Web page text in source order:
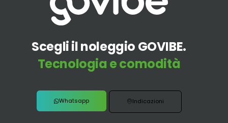
Scegli il noleggio GOVIBE.
Tecnologia e comodità
Whatsapp Indicazioni